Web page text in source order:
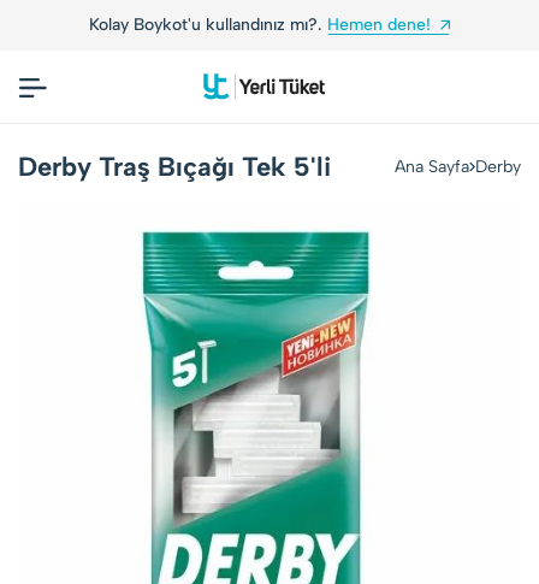
Kolay Boykot'u kullandınız mı?. Hemen dene!
Derby Traş Bıçağı Tek 5'li Ana Sayfa Derby